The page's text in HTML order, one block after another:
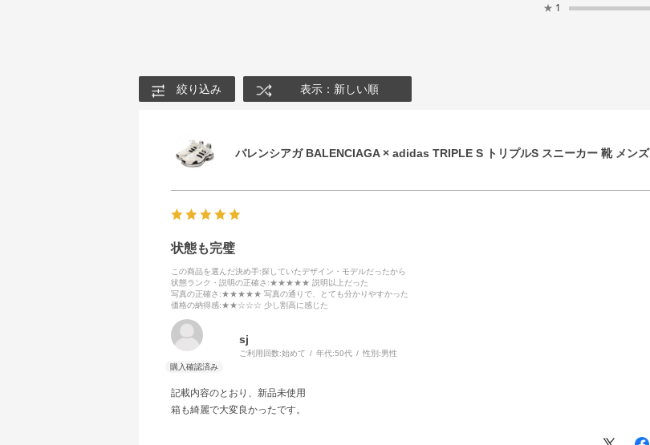
★ 1
絞り込み 表示：新しい順
バレンシアガ BALENCIAGA × adidas TRIPLE S トリプルS スニーカー 靴 メンズ
状態も完璧
この商品を選んだ決め手:探していたデザイン・モデルだったから
状態ランク・説明の正確さ :★★★★★ 説明以上だった
写真の正確さ :★★★★★ 写真の通りで、とても分かりやすかった
価格の納得感:★★☆☆☆ 少し割高に感じた
sj
ご利用回数:始めて 年代:50代 性別:男性
記載内容のとおり、新品未使用
箱も綺麗で大変良かったです。